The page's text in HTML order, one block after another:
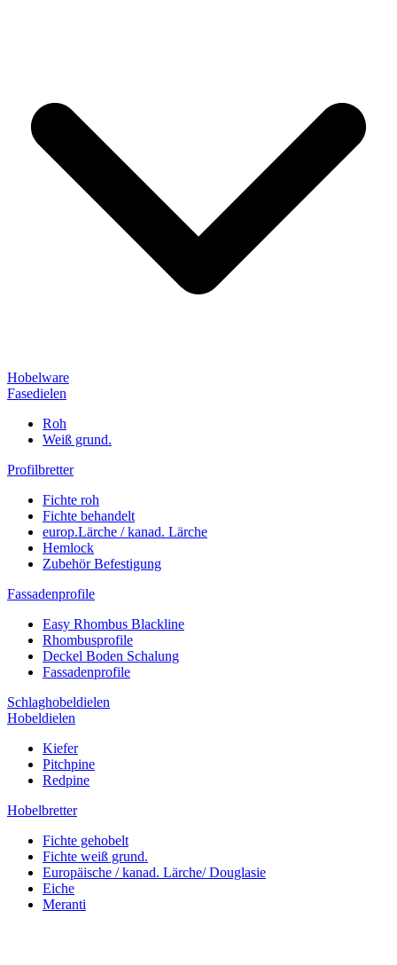
Hobelware
Fasedielen
Roh
Weiß grund.
Profilbretter
Fichte roh
Fichte behandelt
europ.Lärche / kanad. Lärche
Hemlock
Zubehör Befestigung
Fassadenprofile
Easy Rhombus Blackline
Rhombusprofile
Deckel Boden Schalung
Fassadenprofile
Schlaghobeldielen
Hobeldielen
Kiefer
Pitchpine
Redpine
Hobelbretter
Fichte gehobelt
Fichte weiß grund.
Europäische / kanad. Lärche/ Douglasie
Eiche
Meranti